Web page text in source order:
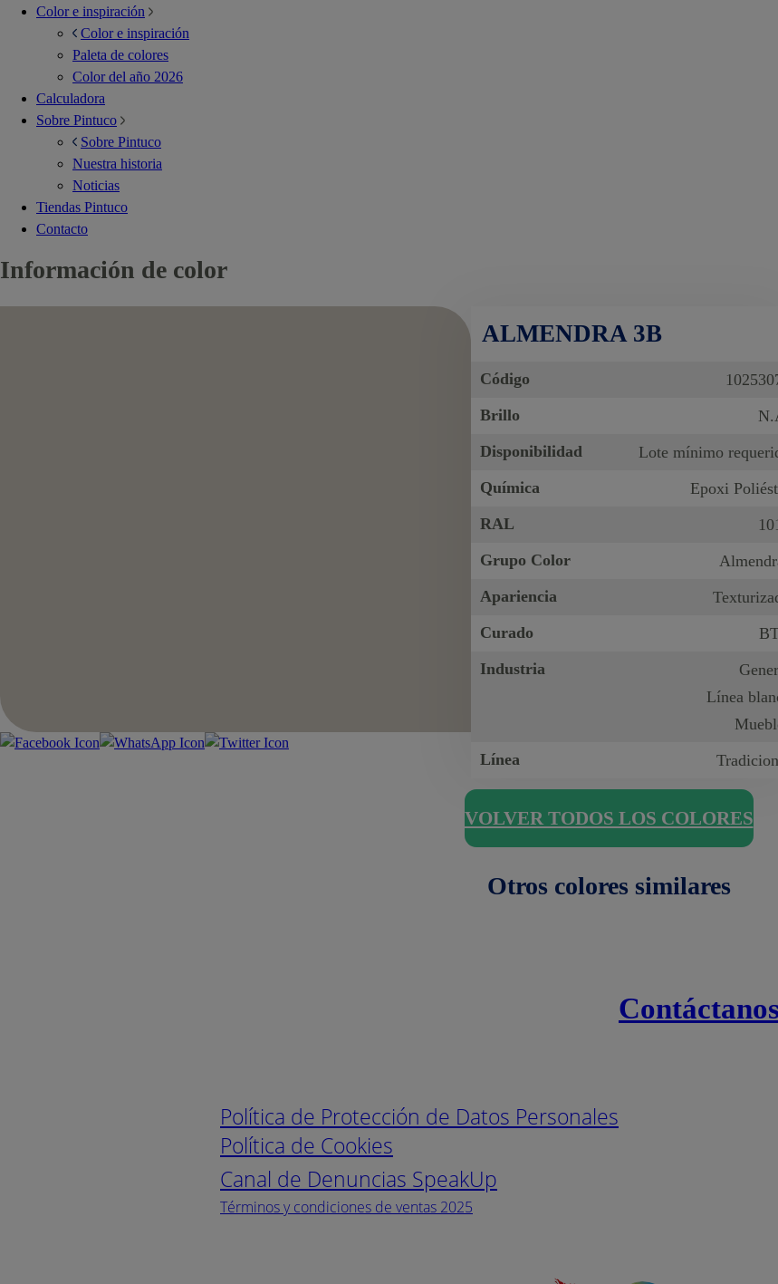
Color e inspiración
Color e inspiración
Paleta de colores
Color del año 2026
Calculadora
Sobre Pintuco
Sobre Pintuco
Nuestra historia
Noticias
Tiendas Pintuco
Contacto
Información de color
ALMENDRA 3B
Código
Brillo
Disponibilidad
Lote mínimo
Química
Epoxi
RAL
Grupo Color
Apariencia
Curado
Industria
Línea
Línea
VOLVER TODOS LOS COLORES
Otros colores similares
Política de Protección de Datos Personales
Política de Cookies
Canal de Denuncias SpeakUp
Términos y condiciones de ventas 2025
Contáctanos